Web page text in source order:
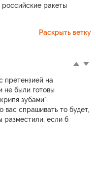
ракеты
Раскрыть ветку
претензией на
не были готовы
зубами",
вас спрашивать то будет,
разместили, если б